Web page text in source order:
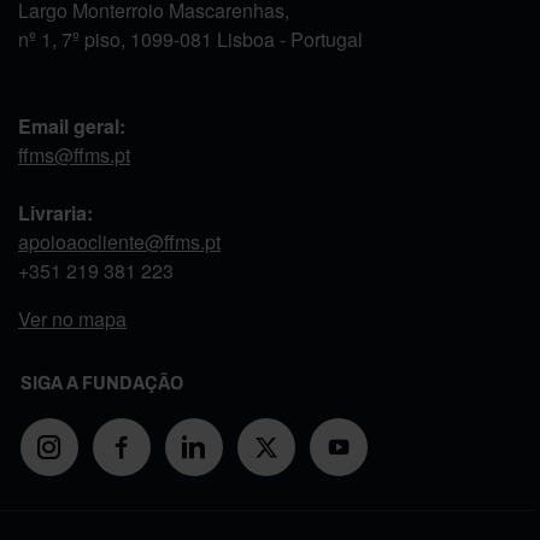
Largo Monterroio Mascarenhas,
nº 1, 7º piso, 1099-081 Lisboa - Portugal
Email geral:
ffms@ffms.pt
Livraria:
apoioaocliente@ffms.pt
+351 219 381 223
Ver no mapa
SIGA A FUNDAÇÃO